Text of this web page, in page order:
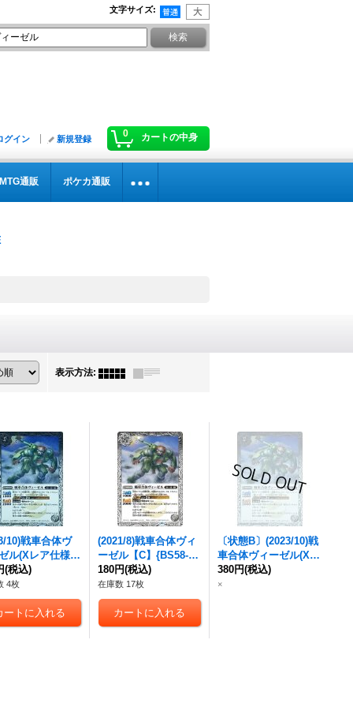
文字サイズ:
0 カートの中身
グイン 新規登録
MTG通販 ポケカ通販
表示方法:
10)戦車合体ヴ
ル(Xレア仕様/B
録)【C】{BS5
《白》
(税込)
4枚
(2021/8)戦車合体ヴィ
ーゼル【C】{BS58-02
9}《白》
180円(税込)
在庫数 17枚
〔状態B〕(2023/10)戦
車合体ヴィーゼル(Xレ
ア仕様/BSC41収録)
【C】{BS58-029}
380円(税込)
×